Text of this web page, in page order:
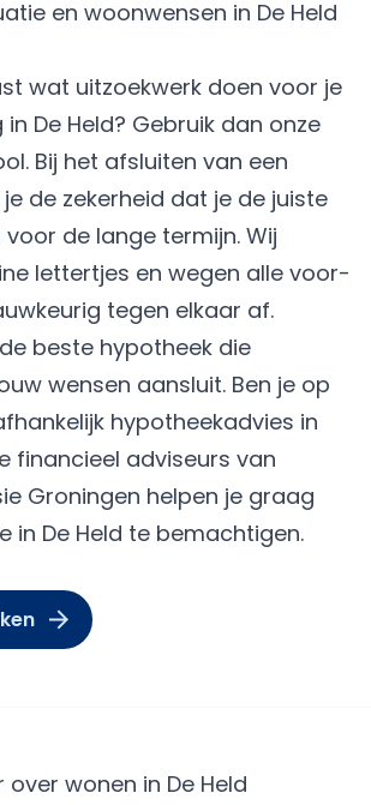
en woonwensen in De Held
wat uitzoekwerk doen voor je
De Held? Gebruik dan onze
Bij het afsluiten van een
de zekerheid dat je de juiste
de lange termijn. Wij
lettertjes en wegen alle voor-
tegen elkaar af.
beste hypotheek die
wensen aansluit. Ben je op
hypotheekadvies in
financieel adviseurs van
Groningen helpen je graag
in De Held te bemachtigen.
over wonen in De Held